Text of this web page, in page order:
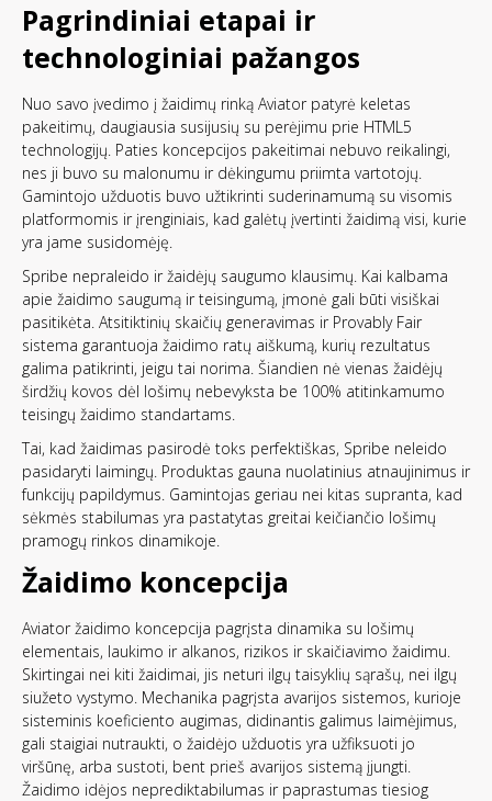
Pagrindiniai etapai ir
technologiniai pažangos
Nuo savo įvedimo į žaidimų rinką Aviator patyrė keletas
pakeitimų, daugiausia susijusių su perėjimu prie HTML5
technologijų. Paties koncepcijos pakeitimai nebuvo reikalingi,
nes ji buvo su malonumu ir dėkingumu priimta vartotojų.
Gamintojo užduotis buvo užtikrinti suderinamumą su visomis
platformomis ir įrenginiais, kad galėtų įvertinti žaidimą visi, kurie
yra jame susidomėję.
Spribe nepraleido ir žaidėjų saugumo klausimų. Kai kalbama
apie žaidimo saugumą ir teisingumą, įmonė gali būti visiškai
pasitikėta. Atsitiktinių skaičių generavimas ir Provably Fair
sistema garantuoja žaidimo ratų aiškumą, kurių rezultatus
galima patikrinti, jeigu tai norima. Šiandien nė vienas žaidėjų
širdžių kovos dėl lošimų nebevyksta be 100% atitinkamumo
teisingų žaidimo standartams.
Tai, kad žaidimas pasirodė toks perfektiškas, Spribe neleido
pasidaryti laimingų. Produktas gauna nuolatinius atnaujinimus ir
funkcijų papildymus. Gamintojas geriau nei kitas supranta, kad
sėkmės stabilumas yra pastatytas greitai keičiančio lošimų
pramogų rinkos dinamikoje.
Žaidimo koncepcija
Aviator žaidimo koncepcija pagrįsta dinamika su lošimų
elementais, laukimo ir alkanos, rizikos ir skaičiavimo žaidimu.
Skirtingai nei kiti žaidimai, jis neturi ilgų taisyklių sąrašų, nei ilgų
siužeto vystymo. Mechanika pagrįsta avarijos sistemos, kurioje
sisteminis koeficiento augimas, didinantis galimus laimėjimus,
gali staigiai nutraukti, o žaidėjo užduotis yra užfiksuoti jo
viršūnę, arba sustoti, bent prieš avarijos sistemą įjungti.
Žaidimo idėjos neprediktabilumas ir paprastumas tiesiog